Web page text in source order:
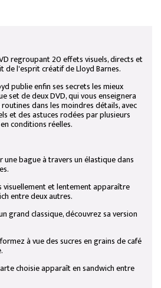
regroupant 20 effets visuels, directs et
l'esprit créatif de Lloyd Barnes.
publie enfin ses secrets les mieux
set de deux DVD, qui vous enseignera
dans les moindres détails, avec
et des astuces rodées par plusieurs
conditions réelles.
une bague à travers un élastique dans
visuellement et lentement apparaître
entre deux autres.
grand classique, découvrez sa version
à vue des sucres en grains de café
choisie apparaît en sandwich entre